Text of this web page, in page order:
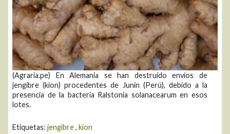
(Agraria.pe) En Alemania se han destruido envíos de
jengibre (kion) procedentes de Junín (Perú), debido a la
presencia de la bacteria Ralstonia solanacearum en esos
lotes.
Etiquetas: jengibre, kion